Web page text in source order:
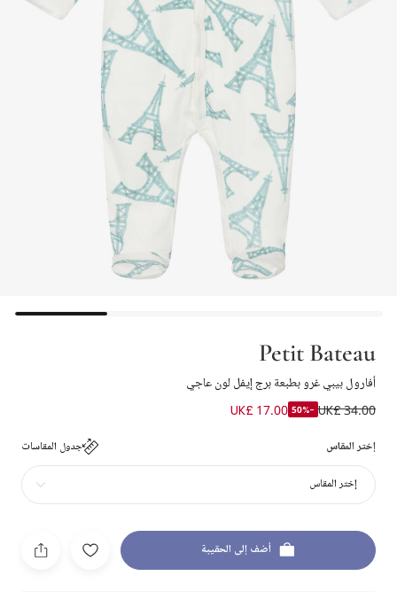
Petit Bateau
أفارول بيبي غرو بطبعة برج إيفل لون عاجي
UK£ 34.00
-50%
UK£ 17.00
إختر المقاس جدول المقاسات
إختر المقاس
أضف إلى الحقيبة